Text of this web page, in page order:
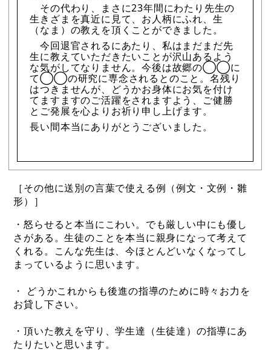
その代わり、まさに23年間にわたり先生の
生きざまを真近に見て、お人柄にふれ、生
（なま）の教えを頂くことができました。
今回退官されるにあたり、私はまだまだ先
生に教えていただきたいことが沢山あるよう
な気がしてなりません。今後は故郷の◯◯に
て◯◯の研究に専念されるとのこと。名残り
はつきませんが、どうかお身体にお気を付け
てますますのご活躍をされますよう、ご健勝
とご発展を心よりお祈り申し上げます。
長い間本当にありがとうございました。
［その他に送別の言葉で使える例（例文・文例・雛
形）］
・怒らせると本当にこわい。でも厳しい中にも優し
さがある。生徒のことを本当に親身になって考えて
くれる。こんな先生は、今ほとんどいなくなってし
まっているように思います。
・ どうかこれからも後進の指導のために時々お力を
お貸し下さい。
・頂いた教えを守り、学生達（生徒達）の指導にあ
たりたいと思います。